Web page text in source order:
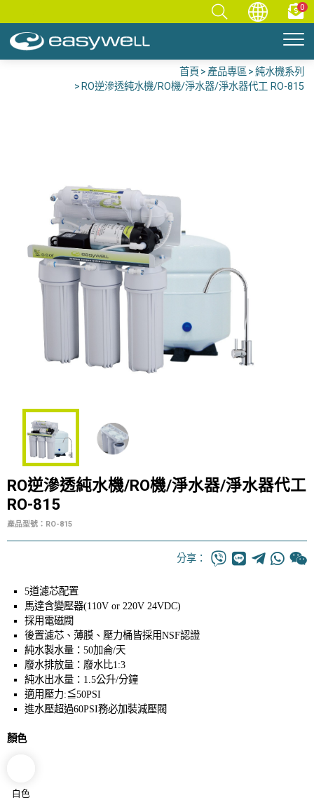
0
首頁 產品專區
純水機系列
RO逆滲透純水機/RO機/淨水器/淨水器代工 RO-815
RO逆滲透純水機/RO機/淨水器/淨水器代工
RO-815
產品型號：RO-815
分享：
5道濾芯配置
馬達含變壓器(110V or 220V 24VDC)
採用電磁閥
後置濾芯、薄膜、壓力桶皆採用NSF認證
純水製水量：50加侖/天
廢水排放量：廢水比1:3
純水出水量：1.5公升/分鐘
適用壓力:≦50PSI
進水壓超過60PSI務必加裝減壓閥
顏色
白色